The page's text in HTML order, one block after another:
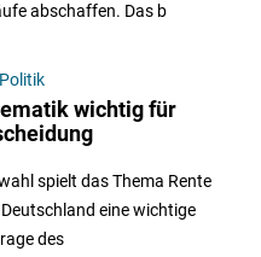
abschaffen. Das b
Politik
wichtig für
spielt das Thema Rente
eine wichtige
des